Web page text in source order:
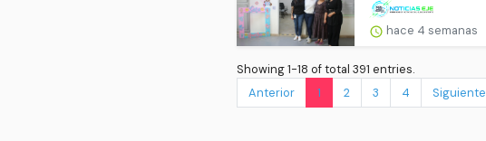
hace 4 semanas
Showing 1-18 of total 391 entries.
Anterior
1 2 3 4 Siguiente